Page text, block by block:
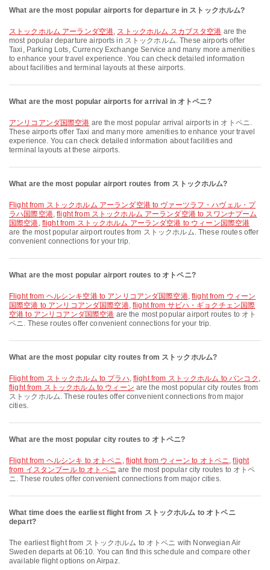
What are the most popular airports for departure in ストックホルム?
ストックホルム アーランダ空港, ストックホルム スカブスタ空港 are the
most popular departure airports in ストックホルム. These airports offer
Taxi, Parking Lots, Currency Exchange Service and many more amenities
to enhance your travel experience. You can check detailed information
about facilities and terminal layouts at these airports.
What are the most popular airports for arrival in オトペニ?
アンリコアンダ国際空港 are the most popular arrival airports in オトペニ.
These airports offer Taxi and many more amenities to enhance your travel
experience. You can check detailed information about facilities and
terminal layouts at these airports.
What are the most popular airport routes from ストックホルム?
flight from ストックホルム アーランダ空港 to ヴァーツラフ・ハヴェル・プ
ラハ国際空港,flight from ストックホルム アーランダ空港 to スワンナプーム
国際空港, flight from ストックホルム アーランダ空港 to ウィーン国際空港
are the most popular airport routes from ストックホルム. These routes offer
convenient connections for your trip.
What are the most popular airport routes to オトペニ?
flight from ヘルシンキ空港 to アンリコアンダ国際空港,flight from ウィーン
国際空港 to アンリコアンダ国際空港, flight from サビハ・ギョクチェン国際
空港 to アンリコアンダ国際空港 are the most popular airport routes to オト
ペニ. These routes offer convenient connections for your trip.
What are the most popular city routes from ストックホルム?
flight from ストックホルム to プラハ, flight from ストックホルム to バンコク ,
flight from ストックホルム to ウィーン are the most popular city routes from
ストックホルム. These routes offer convenient connections from major
cities.
What are the most popular city routes to オトペニ?
flight from ヘルシンキ to オトペニ , flight from ウィーン to オトペニ,flight
from イスタンブール to オトペニ are the most popular city routes to オトペ
ニ. These routes offer convenient connections from major cities.
What time does the earliest flight from ストックホルム to オトペニ
depart?
The earliest flight from ストックホルム to オトペニ with Norwegian Air
Sweden departs at 06:10. You can find this schedule and compare other
available flight options on Airpaz.